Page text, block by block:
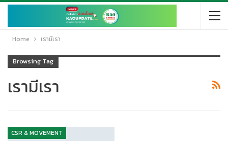
Home เรามีเรา
Browsing Tag
เรามีเรา
CSR & MOVEMENT